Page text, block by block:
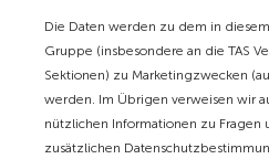
Die Daten werden zu dem in
Gruppe (insbesondere an die TAS
Sektionen) zu Marketingzwecken
werden. Im Übrigen verweisen wir
nützlichen Informationen zu
zusätzlichen